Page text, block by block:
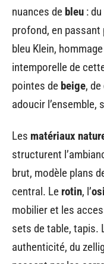
nuances de bleu :
profond, en
bleu Klein,
intemporelle de
pointes de beige, de
adoucir l’ensemble,
Les matériaux
structurent
brut, modèle plans
central. Le rotin, l’
mobilier et les
sets de table, tapis.
authenticité, du